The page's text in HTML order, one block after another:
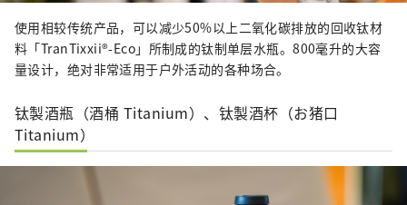
使用相较传统产品，可以减少50%以上二氧化碳排放的回收钛材
料「TranTixxii®-Eco」所制成的钛制单层水瓶。800毫升的大容
量设计，绝对非常适用于户外活动的各种场合。
钛製酒瓶（酒桶 Titanium）、钛製酒杯（お猪口
Titanium）